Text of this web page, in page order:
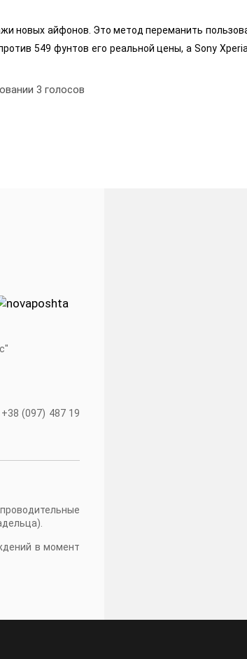
новых айфонов. Это метод переманить
549 фунтов его реальной цены, а Sony
3 голосов
(097) 487 19
в момент